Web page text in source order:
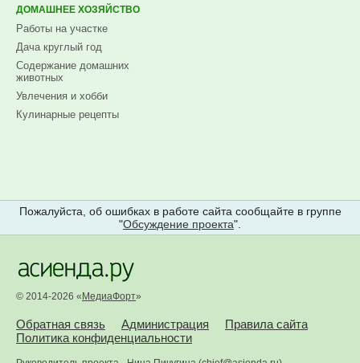
ДОМАШНЕЕ ХОЗЯЙСТВО
Работы на участке
Дача круглый год
Содержание домашних
животных
Увлечения и хобби
Кулинарные рецепты
Пожалуйста, об ошибках в работе сайта сообщайте в группе
"Обсуждение проекта".
© 2014-2026 «МедиаФорт»
Обратная связь Администрация
Правила сайта
Политика конфиденциальности